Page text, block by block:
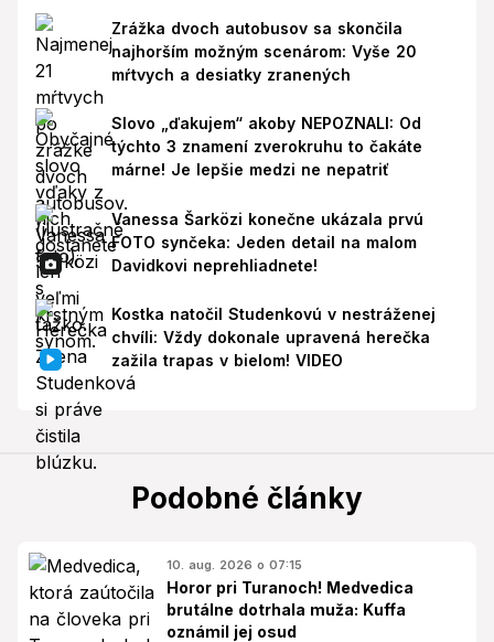
Zrážka dvoch autobusov sa skončila
najhorším možným scenárom: Vyše 20
mŕtvych a desiatky zranených
Slovo „ďakujem“ akoby NEPOZNALI: Od
týchto 3 znamení zverokruhu to čakáte
márne! Je lepšie medzi ne nepatriť
Vanessa Šarközi konečne ukázala prvú
FOTO synčeka: Jeden detail na malom
Davidkovi neprehliadnete!
Kostka natočil Studenkovú v nestráženej
chvíli: Vždy dokonale upravená herečka
zažila trapas v bielom! VIDEO
Podobné články
10. aug. 2026 o 07:15
Horor pri Turanoch! Medvedica
brutálne dotrhala muža: Kuffa
oznámil jej osud